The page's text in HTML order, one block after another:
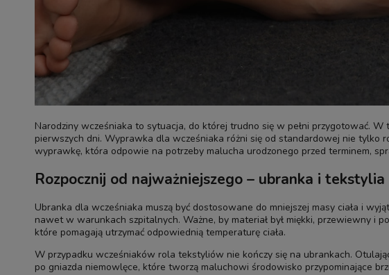
Narodziny wcześniaka to sytuacja, do której trudno się w pełni przygotować.
pierwszych dni. Wyprawka dla wcześniaka różni się od standardowej nie tylko
wyprawkę, która odpowie na potrzeby malucha urodzonego przed terminem,
Rozpocznij od najważniejszego – ubranka i tekstylia
Ubranka dla wcześniaka muszą być dostosowane do mniejszej masy ciała i
nawet w warunkach szpitalnych. Ważne, by materiał był miękki, przewiewny i
które pomagają utrzymać odpowiednią temperaturę ciała.
W przypadku wcześniaków rola tekstyliów nie kończy się na ubrankach.
po gniazda niemowlęce, które tworzą maluchowi środowisko przypominające